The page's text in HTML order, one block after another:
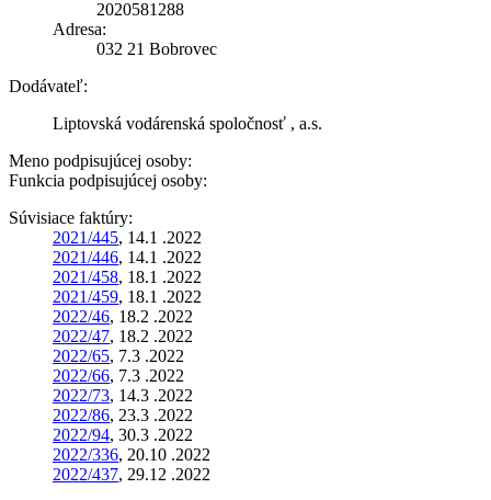
2020581288
Adresa:
032 21 Bobrovec
Dodávateľ:
Liptovská vodárenská spoločnosť , a.s.
Meno podpisujúcej osoby:
Funkcia podpisujúcej osoby:
Súvisiace faktúry:
2021/445, 14.1 .2022
2021/446, 14.1 .2022
2021/458, 18.1 .2022
2021/459, 18.1 .2022
2022/46, 18.2 .2022
2022/47, 18.2 .2022
2022/65, 7.3 .2022
2022/66, 7.3 .2022
2022/73, 14.3 .2022
2022/86, 23.3 .2022
2022/94, 30.3 .2022
2022/336, 20.10 .2022
2022/437, 29.12 .2022